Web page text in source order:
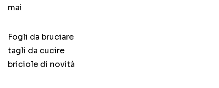
mai
Fogli da bruciare
tagli da cucire
briciole di novità